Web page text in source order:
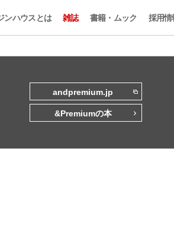
ンハウスとは 雑誌 書籍・ムック 採用情
andpremium.jp
&Premiumの本